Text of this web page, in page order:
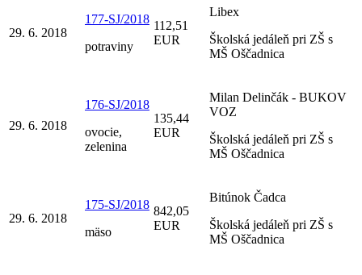
29. 6. 2018
177-SJ/2018
potraviny
112,51
EUR
Libex
Školská jedáleň pri ZŠ s
MŠ Oščadnica
29. 6. 2018
176-SJ/2018
ovocie,
zelenina
135,44
EUR
Milan Delinčák - BUKOV
VOZ
Školská jedáleň pri ZŠ s
MŠ Oščadnica
29. 6. 2018
175-SJ/2018
mäso
842,05
EUR
Bitúnok Čadca
Školská jedáleň pri ZŠ s
MŠ Oščadnica